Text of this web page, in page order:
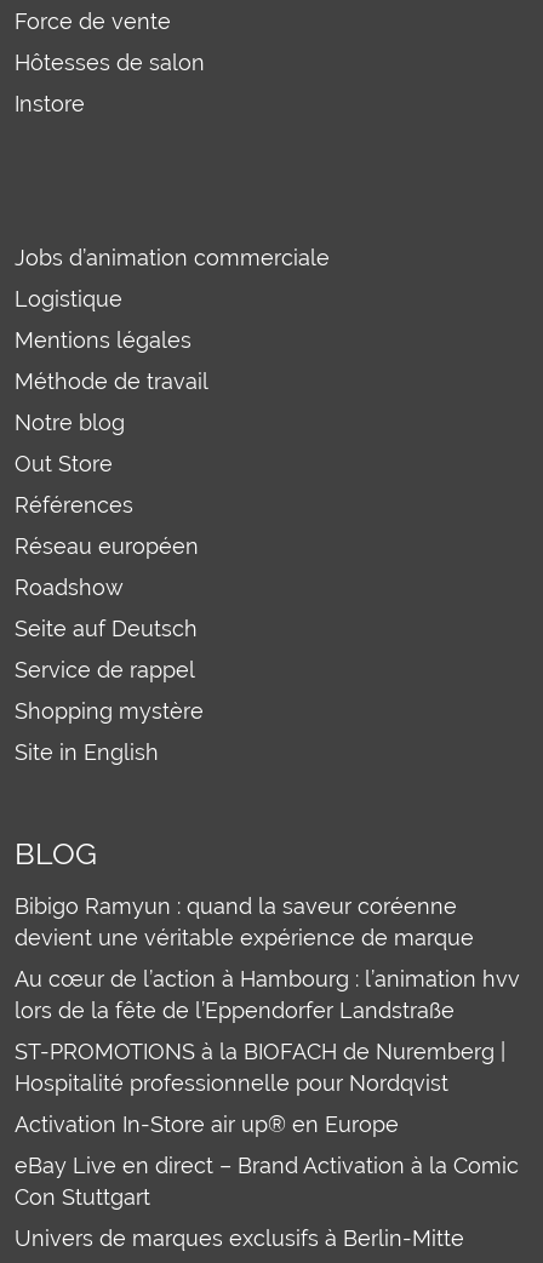
Force de vente
Hôtesses de salon
Instore
Jobs d’animation commerciale
Logistique
Mentions légales
Méthode de travail
Notre blog
Out Store
Références
Réseau européen
Roadshow
Seite auf Deutsch
Service de rappel
Shopping mystère
Site in English
BLOG
Bibigo Ramyun : quand la saveur coréenne
devient une véritable expérience de marque
Au cœur de l’action à Hambourg : l’animation hvv
lors de la fête de l’Eppendorfer Landstraße
ST-PROMOTIONS à la BIOFACH de Nuremberg |
Hospitalité professionnelle pour Nordqvist
Activation In-Store air up® en Europe
eBay Live en direct – Brand Activation à la Comic
Con Stuttgart
Univers de marques exclusifs à Berlin-Mitte